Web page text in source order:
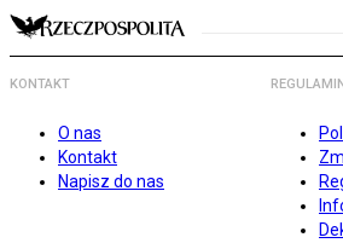
KONTAKT
O nas
Kontakt
Napisz do nas
REGULAMIN